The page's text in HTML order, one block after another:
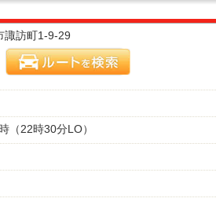
諏訪町1-9-29
（22時30分LO）